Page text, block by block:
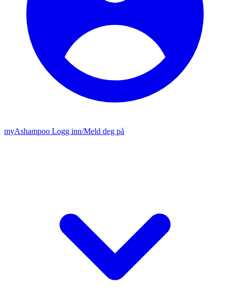
myAshampoo Logg inn/Meld deg på